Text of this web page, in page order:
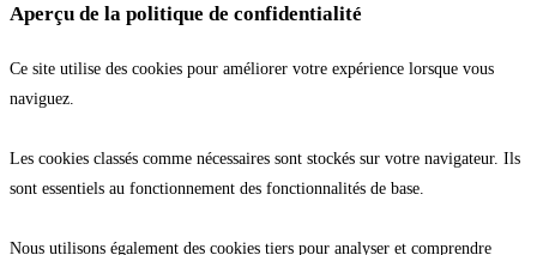
Aperçu de la politique de confidentialité
Ce site utilise des cookies pour améliorer votre expérience lorsque vous
naviguez.
Les cookies classés comme nécessaires sont stockés sur votre navigateur. Ils
sont essentiels au fonctionnement des fonctionnalités de base.
Nous utilisons également des cookies tiers pour analyser et comprendre